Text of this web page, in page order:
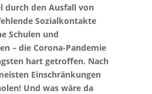
durch den Ausfall von
Sozialkontakte
Schulen und
– die Corona-Pandemie
hart getroffen. Nach
Einschränkungen
Und was wäre da